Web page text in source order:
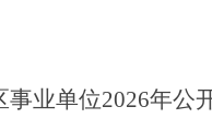
事业单位2026年公